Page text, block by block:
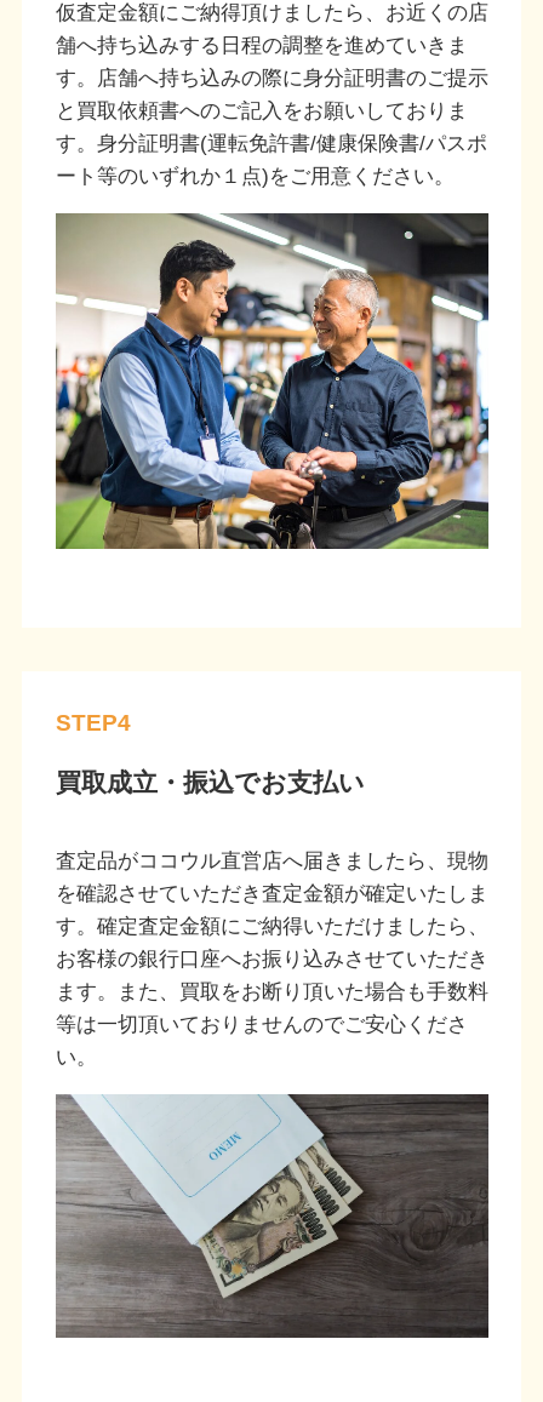
仮査定金額にご納得頂けましたら、お近くの店
舗へ持ち込みする日程の調整を進めていきま
す。店舗へ持ち込みの際に身分証明書のご提示
と買取依頼書へのご記入をお願いしておりま
す。身分証明書(運転免許書/健康保険書/パスポ
ート等のいずれか１点)をご用意ください。
STEP4
買取成立・振込でお支払い
査定品がココウル直営店へ届きましたら、現物
を確認させていただき査定金額が確定いたしま
す。確定査定金額にご納得いただけましたら、
お客様の銀行口座へお振り込みさせていただき
ます。また、買取をお断り頂いた場合も手数料
等は一切頂いておりませんのでご安心くださ
い。